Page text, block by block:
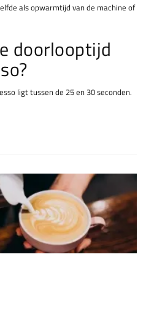
als opwarmtijd van de machine of
doorlooptijd
ligt tussen de 25 en 30 seconden.